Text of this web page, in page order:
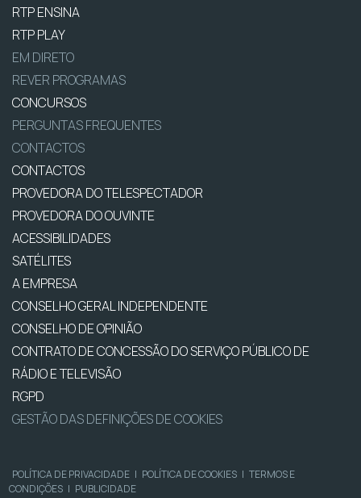
RTP ENSINA
RTP PLAY
EM DIRETO
REVER PROGRAMAS
CONCURSOS
PERGUNTAS FREQUENTES
CONTACTOS
CONTACTOS
PROVEDORA DO TELESPECTADOR
PROVEDORA DO OUVINTE
ACESSIBILIDADES
SATÉLITES
A EMPRESA
CONSELHO GERAL INDEPENDENTE
CONSELHO DE OPINIÃO
CONTRATO DE CONCESSÃO DO SERVIÇO PÚBLICO DE
RÁDIO E TELEVISÃO
RGPD
GESTÃO DAS DEFINIÇÕES DE COOKIES
POLÍTICA DE PRIVACIDADE | POLÍTICA DE COOKIES | TERMOS E
CONDIÇÕES | PUBLICIDADE